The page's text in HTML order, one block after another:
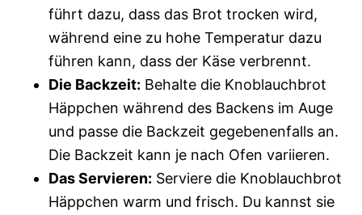
führt dazu, dass das Brot trocken wird,
während eine zu hohe Temperatur dazu
führen kann, dass der Käse verbrennt.
Die Backzeit: Behalte die Knoblauchbrot
Häppchen während des Backens im Auge
und passe die Backzeit gegebenenfalls an.
Die Backzeit kann je nach Ofen variieren.
Das Servieren: Serviere die Knoblauchbrot
Häppchen warm und frisch. Du kannst sie